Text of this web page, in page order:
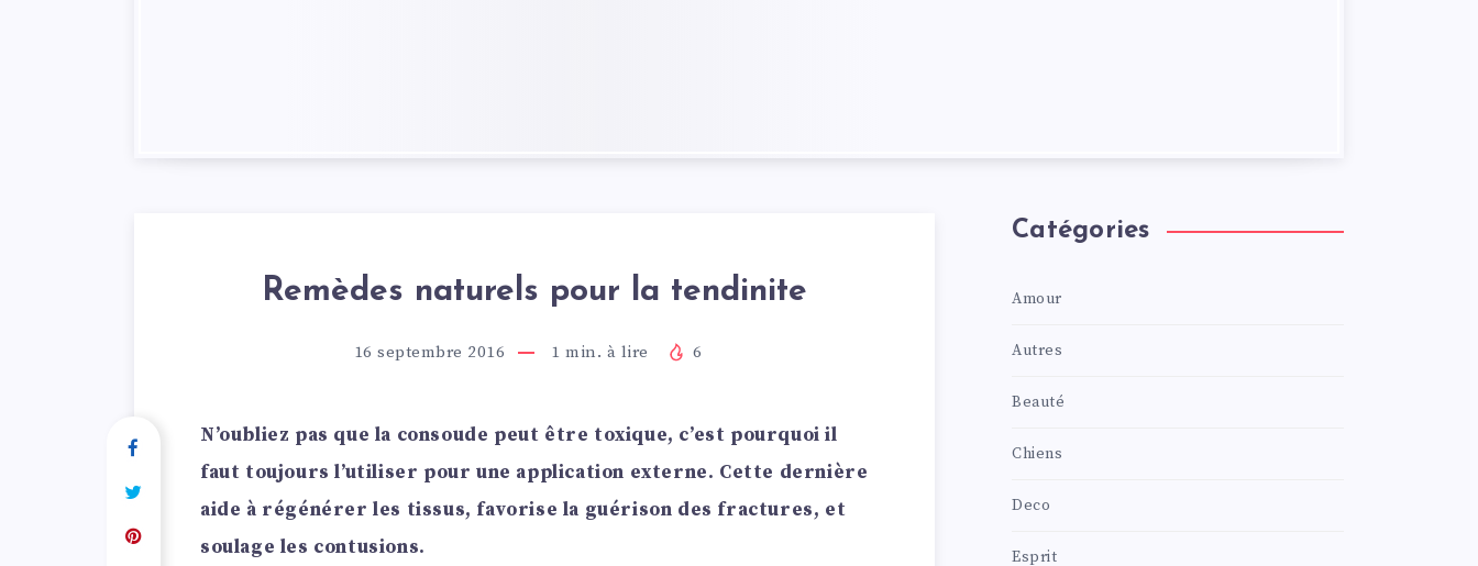
Remèdes naturels pour la tendinite
16 septembre 2016 1 min. à lire 6
N’oubliez pas que la consoude peut être toxique, c’est pourquoi il
faut toujours l’utiliser pour une application externe. Cette dernière
aide à régénérer les tissus, favorise la guérison des fractures, et
soulage les contusions.
Catégories
Amour
Autres
Beauté
Chiens
Deco
Esprit